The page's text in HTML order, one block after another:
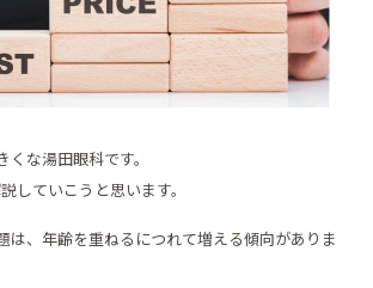
な湯田眼科です。
していこうと思います。
は、年齢を重ねるにつれて増える傾向がありま